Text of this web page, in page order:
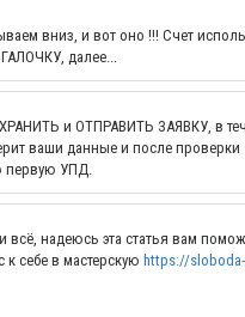
вниз, и вот оно !!! Счет
далее...
и ОТПРАВИТЬ ЗАЯВКУ, в
ваши данные и после проверки
первую УПД.
всё, надеюсь эта статья вам
себе в мастерскую https://